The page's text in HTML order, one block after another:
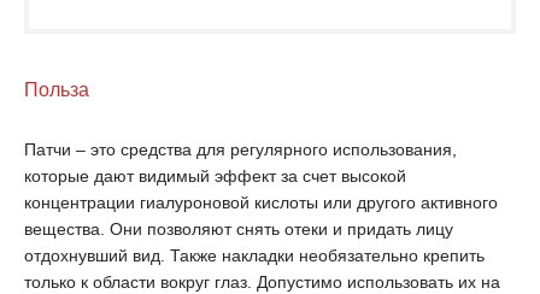
Польза
Патчи – это средства для регулярного использования,
которые дают видимый эффект за счет высокой
концентрации гиалуроновой кислоты или другого активного
вещества. Они позволяют снять отеки и придать лицу
отдохнувший вид. Также накладки необязательно крепить
только к области вокруг глаз. Допустимо использовать их на